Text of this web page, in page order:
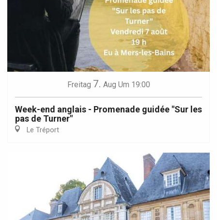
Freitag 7. Aug Um 19:00
Week-end anglais - Promenade guidée "Sur les
pas de Turner"
Le Tréport